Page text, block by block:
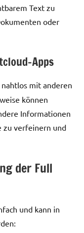
Text zu
oder
Apps
mit anderen
können
Informationen
zu verfeinern und
der Full
und kann in